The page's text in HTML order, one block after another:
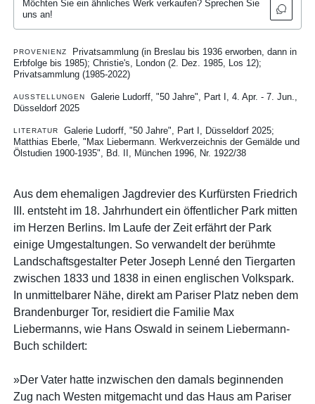
Möchten Sie ein ähnliches Werk verkaufen? Sprechen Sie
uns an!
PROVENIENZ
Privatsammlung (in Breslau bis 1936 erworben, dann in
Erbfolge bis 1985); Christie's, London (2. Dez. 1985, Los 12);
Privatsammlung (1985-2022)
AUSSTELLUNGEN
Galerie Ludorff, "50 Jahre", Part I, 4. Apr. - 7. Jun.,
Düsseldorf 2025
LITERATUR
Galerie Ludorff, "50 Jahre", Part I, Düsseldorf 2025
Matthias Eberle, "Max Liebermann. Werkverzeichnis der Gemälde und
Ölstudien 1900-1935", Bd. II, München 1996, Nr. 1922/38
Aus dem ehemaligen Jagdrevier des Kurfürsten Friedrich
III. entsteht im 18. Jahrhundert ein öffentlicher Park mitten
im Herzen Berlins. Im Laufe der Zeit erfährt der Park
einige Umgestaltungen. So verwandelt der berühmte
Landschaftsgestalter Peter Joseph Lenné den Tiergarten
zwischen 1833 und 1838 in einen englischen Volkspark.
In unmittelbarer Nähe, direkt am Pariser Platz neben dem
Brandenburger Tor, residiert die Familie Max
Liebermanns, wie Hans Oswald in seinem Liebermann-
Buch schildert:
»Der Vater hatte inzwischen den damals beginnenden
Zug nach Westen mitgemacht und das Haus am Pariser